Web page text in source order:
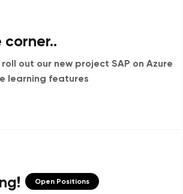
out our new project SAP on Azure
learning features
Open Positions